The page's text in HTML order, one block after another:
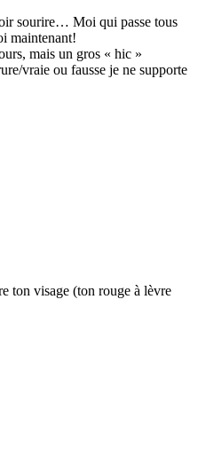
sourire… Moi qui passe tous
maintenant!
mais un gros « hic »
vraie ou fausse je ne supporte
ton visage (ton rouge à lèvre